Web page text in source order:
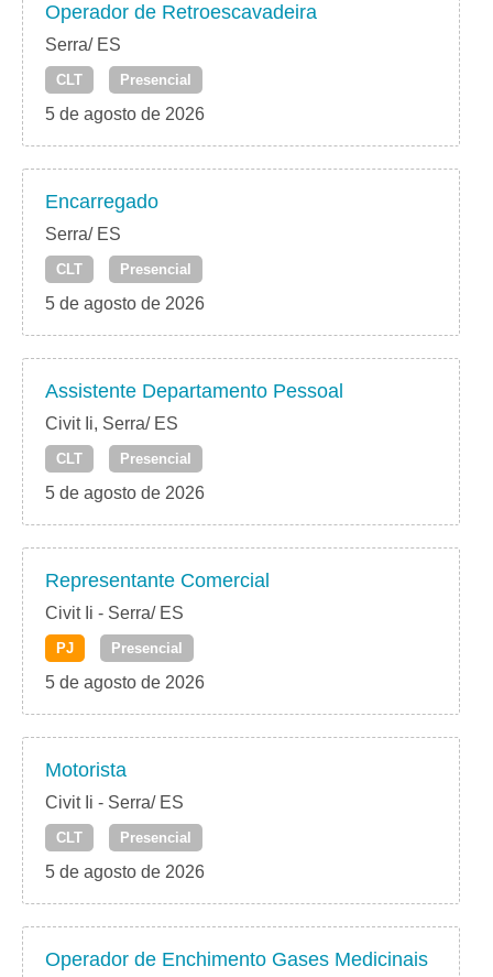
Operador de Retroescavadeira
Serra/ ES
CLT Presencial
5 de agosto de 2026
Encarregado
Serra/ ES
CLT Presencial
5 de agosto de 2026
Assistente Departamento Pessoal
Civit Ii, Serra/ ES
CLT Presencial
5 de agosto de 2026
Representante Comercial
Civit Ii - Serra/ ES
PJ Presencial
5 de agosto de 2026
Motorista
Civit Ii - Serra/ ES
CLT Presencial
5 de agosto de 2026
Operador de Enchimento Gases Medicinais